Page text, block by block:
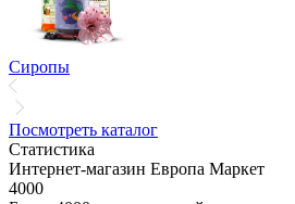
Сиропы
Посмотреть каталог
Статистика
Интернет-магазин Европа Маркет
4000